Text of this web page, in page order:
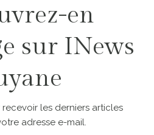
en
sur INews
les derniers articles
adresse e-mail.